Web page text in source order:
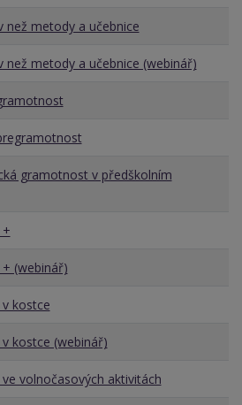
než metody a učebnice
než metody a učebnice (webinář)
gramotnost v předškolním
(webinář)
kostce
kostce (webinář)
volnočasových aktivitách